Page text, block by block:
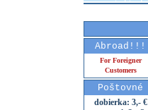
Abroad!!!
For Foreigner
Customers
Poštovné
dobierka: 3,- €